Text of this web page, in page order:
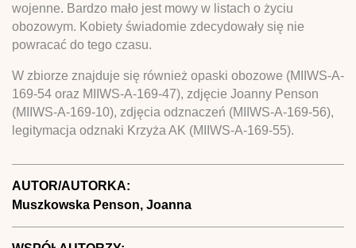
wojenne. Bardzo mało jest mowy w listach o życiu
obozowym. Kobiety świadomie zdecydowały się nie
powracać do tego czasu.
W zbiorze znajduje się również opaski obozowe (MIIWS-A-
169-54 oraz MIIWS-A-169-47), zdjęcie Joanny Penson
(MIIWS-A-169-10), zdjęcia odznaczeń (MIIWS-A-169-56),
legitymacja odznaki Krzyża AK (MIIWS-A-169-55).
AUTOR/AUTORKA:
Muszkowska Penson, Joanna